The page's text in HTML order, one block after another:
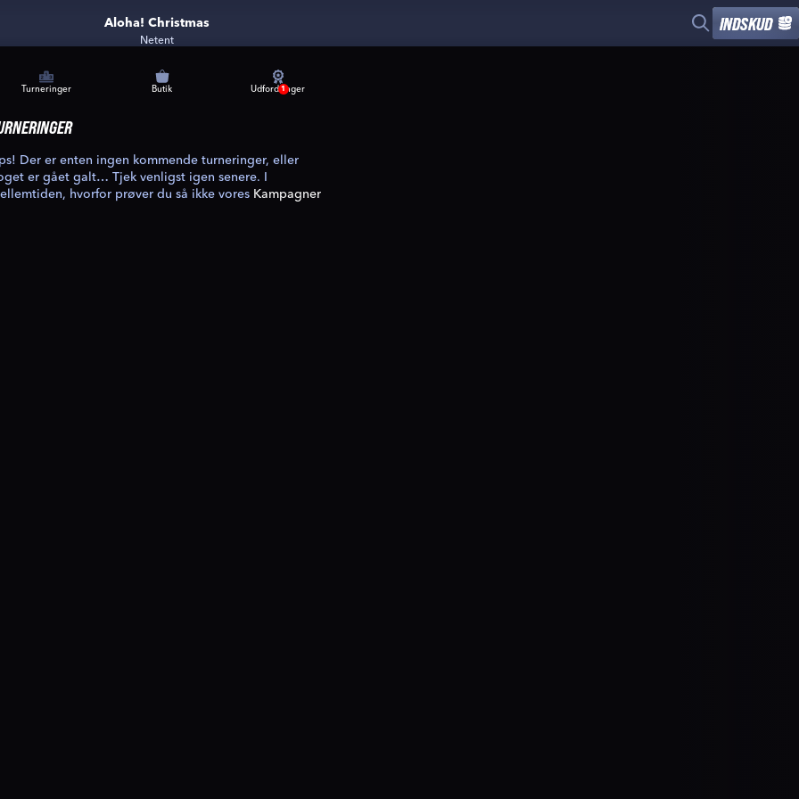
Aloha! Christmas
Netent
INDSKUD
Turneringer Butik 1
Udfordringer
Der er enten ingen kommende turneringer, eller
er gået galt… Tjek venligst igen senere. I
hvorfor prøver du så ikke vores Kampagner